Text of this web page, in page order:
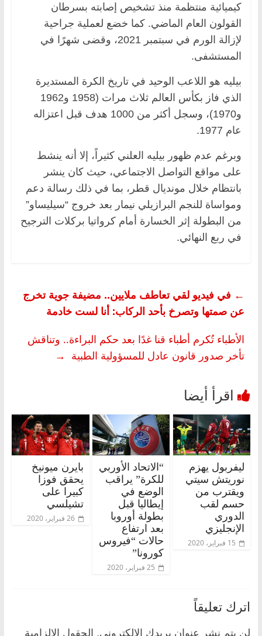
كيميائية منتظمة منذ تشخيص إصابته بسرطان
القولون العام الماضي. كما خضع لعملية جراحية
لإزالة الورم في سبتمبر 2021، وقضى شهرًا في
المستشفى.
بيليه هو اللاعب الوحيد في تاريخ الكرة المستديرة
الذي فاز بكأس العالم ثلاث مرات (1958 و1962
و1970)، وسجل أكثر من 1000 هدف قبل اعتزاله
عام 1977.
وبرغم عدم ظهور بيليه العلني كثيراً، إلا أنه ينشط
على مواقع التواصل الاجتماعي، حيث كان ينشر
بانتظام خلال مونديال قطر، بما في ذلك رسالة دعم
ومواساة للنجم البرازيلي نيمار بعد خروج “سيليساو”
من البطولة إثر الخسارة أمام كرواتيا بركلات الترجيح
في ربع النهائي.
← في فيديو لقي تعاطف ملايين.. مضيفة جوية تخرج
عن صمتها وتصرخ بأحد الركاب: أنا لست خادمة
الأطباء تُكرم أطباء قنا غدًا بعد حكم البراءة.. وتناقش
تأخر صدور قانون عادل للمسؤولية الطبية →
ليفربول يهزم
نوريتش سيتي
ويقترب من
حسم لقب
الدوري
الإنجليزي
15 فبراير، 2020
“الاتحاد الأوربي
للكرة” يراقب
الوضع في
إيطاليا قبل
بطولة أوروبا
بعد ارتفاع
حالات “فيروس
كورونا”
25 فبراير، 2020
بايرن ميونيخ
يحقق فوزا
كبيرا على
تشيلسي
26 فبراير، 2020
اترك تعليقاً
لن يتم نشر عنوان بريدك الإلكتروني. الحقول الإلزامية